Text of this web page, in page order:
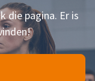
die pagina. Er is